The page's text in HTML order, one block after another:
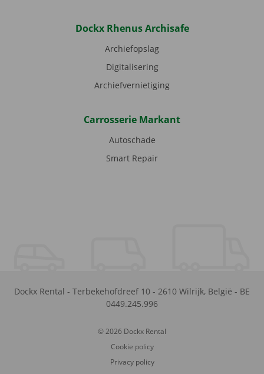
Dockx Rhenus Archisafe
Archiefopslag
Digitalisering
Archiefvernietiging
Carrosserie Markant
Autoschade
Smart Repair
Dockx Rental - Terbekehofdreef 10 - 2610 Wilrijk, België - BE
0449.245.996
© 2026 Dockx Rental
Cookie policy
Privacy policy